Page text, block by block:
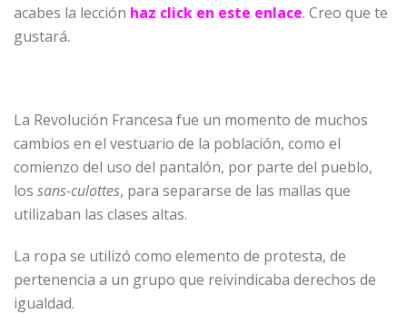
acabes la lección haz click en este enlace. Creo que te
gustará.
La Revolución Francesa fue un momento de muchos
cambios en el vestuario de la población, como el
comienzo del uso del pantalón, por parte del pueblo,
los sans-culottes, para separarse de las mallas que
utilizaban las clases altas.
La ropa se utilizó como elemento de protesta, de
pertenencia a un grupo que reivindicaba derechos de
igualdad.